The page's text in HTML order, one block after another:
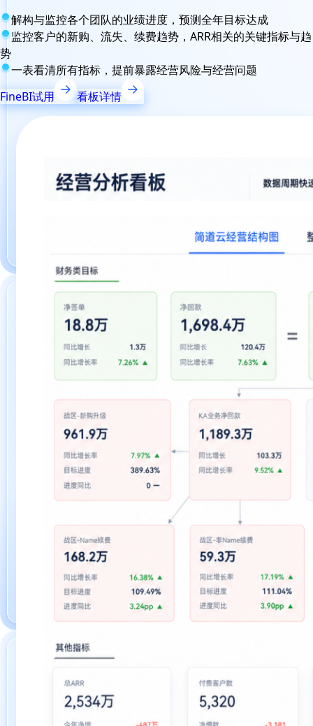
解构与监控各个团队的业绩进度，预测全年目标达成
监控客户的新购、流失、续费趋势，ARR相关的关键指标与趋
势
一表看清所有指标，提前暴露经营风险与经营问题
FineBI试用
看板详情